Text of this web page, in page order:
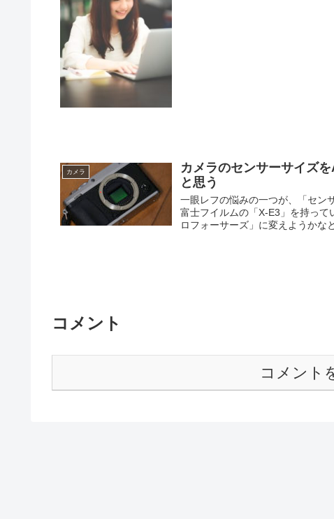
カメラ
カメラのセンサーサイズ
と思う
一眼レフの悩みの一つが、「セン
富士フイルムの「X-E3」を持っ
ロフォーサーズ」に変えようかな
コメント
コメント